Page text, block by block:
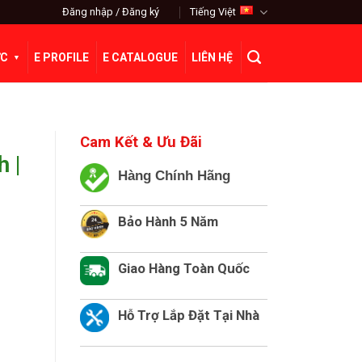
Đăng nhập / Đăng ký Tiếng Việt
E PROFILE E CATALOGUE LIÊN HỆ
Cam Kết & Ưu Đãi
Hàng Chính Hãng
Bảo Hành 5 Năm
Giao Hàng Toàn Quốc
Hỗ Trợ Lắp Đặt Tại Nhà
|